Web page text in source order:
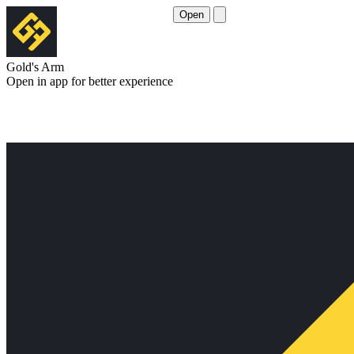
Gold's Arm
Open in app for better experience
Open